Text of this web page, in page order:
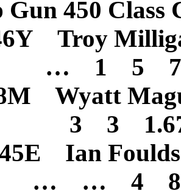
Gun 450 Class
Troy
… 1 5
Wyatt
3 3
Ian
… … 4